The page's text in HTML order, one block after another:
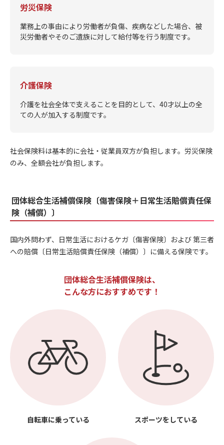
労災保険
業務上の事由により労働者が負傷、疾病などした場合、被
災労働者やそのご遺族に対して給付等を行う制度です。
介護保険
介護を社会全体で支えることを目的として、40才以上の全
ての人が加入する制度です。
社会保険料は基本的に会社・従業員双方が負担します。労災保険
のみ、全額会社が負担します。
団体総合生活補償保険〔傷害保険＋日常生活賠償責任保
険（補償）〕
国内外問わず、日常生活におけるケガ〔傷害保険〕および 第三者
への賠償〔日常生活賠償責任保険（補償）〕に備える保険です。
団体総合生活補償保険は、
こんな方におすすめです！
自転車に乗っている スポーツをしている